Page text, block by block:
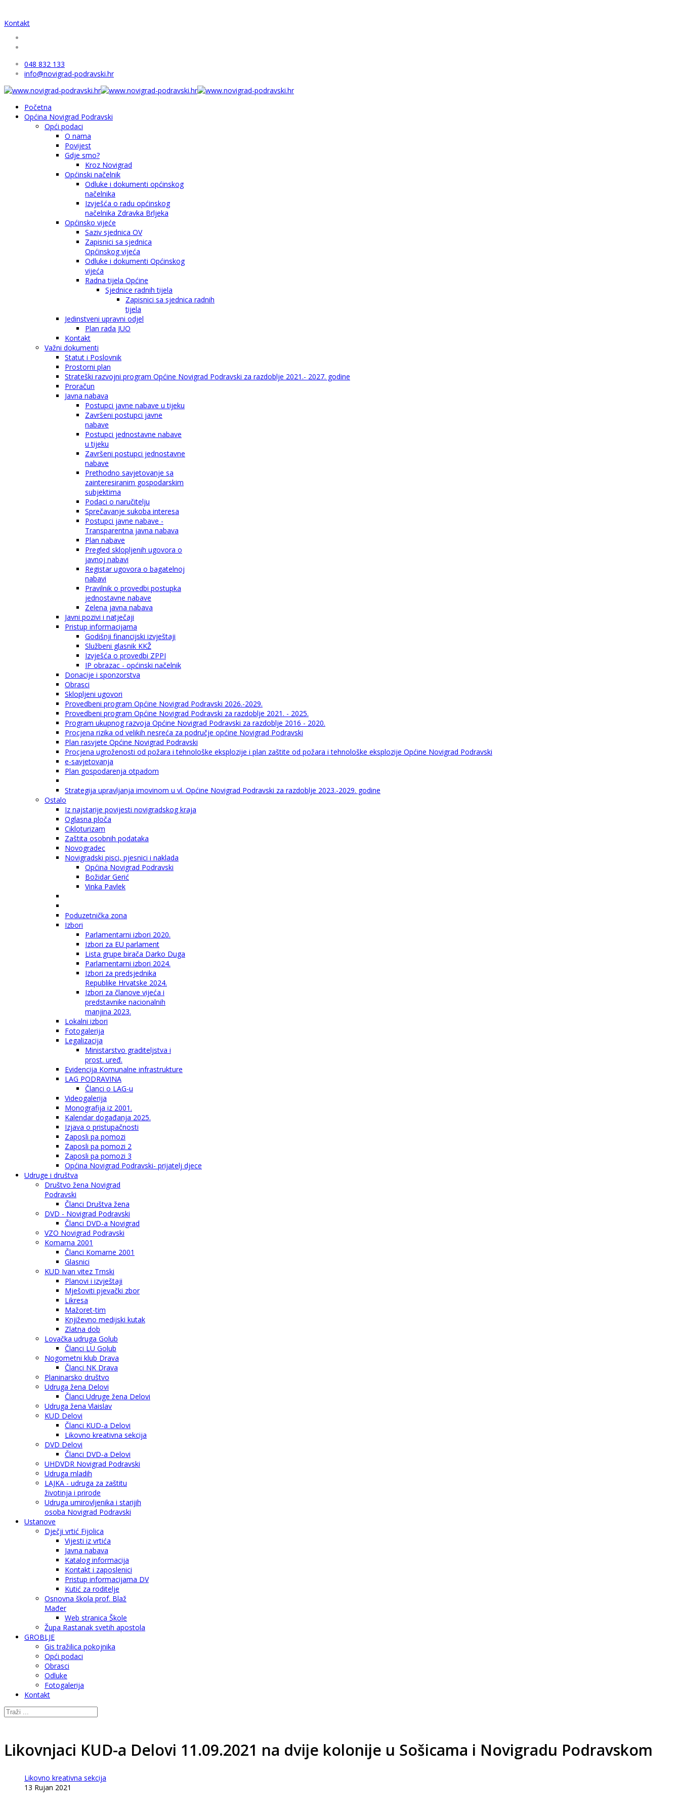
Kontakt
048 832 133
info@novigrad-podravski.hr
Početna
Općina Novigrad Podravski
Opći podaci
O nama
Povijest
Gdje smo?
Kroz Novigrad
Općinski načelnik
Odluke i dokumenti općinskog
načelnika
Izvješća o radu općinskog
načelnika Zdravka Brljeka
Općinsko vijeće
Saziv sjednica OV
Zapisnici sa sjednica
Općinskog vijeća
Odluke i dokumenti Općinskog
vijeća
Radna tijela Općine
Sjednice radnih tijela
Zapisnici sa sjednica radnih
tijela
Jedinstveni upravni odjel
Plan rada JUO
Kontakt
Važni dokumenti
Statut i Poslovnik
Prostorni plan
Strateški razvojni program Općine Novigrad Podravski za razdoblje 2021.- 2027. godine
Proračun
Javna nabava
Postupci javne nabave u tijeku
Završeni postupci javne
nabave
Postupci jednostavne nabave
u tijeku
Završeni postupci jednostavne
nabave
Prethodno savjetovanje sa
zainteresiranim gospodarskim
subjektima
Podaci o naručitelju
Sprečavanje sukoba interesa
Postupci javne nabave -
Transparentna javna nabava
Plan nabave
Pregled sklopljenih ugovora o
javnoj nabavi
Registar ugovora o bagatelnoj
nabavi
Pravilnik o provedbi postupka
jednostavne nabave
Zelena javna nabava
Javni pozivi i natječaji
Pristup informacijama
Godišnji financijski izvještaji
Službeni glasnik KKŽ
Izvješća o provedbi ZPPI
IP obrazac - općinski načelnik
Donacije i sponzorstva
Obrasci
Sklopljeni ugovori
Provedbeni program Općine Novigrad Podravski 2026.-2029.
Provedbeni program Općine Novigrad Podravski za razdoblje 2021. - 2025.
Program ukupnog razvoja Općine Novigrad Podravski za razdoblje 2016 - 2020.
Procjena rizika od velikih nesreća za područje općine Novigrad Podravski
Plan rasvjete Općine Novigrad Podravski
Procjena ugroženosti od požara i tehnološke eksplozije i plan zaštite od požara i tehnološke eksplozije Općine Novigrad Podravski
e-savjetovanja
Plan gospodarenja otpadom
Strategija upravljanja imovinom u vl. Općine Novigrad Podravski za razdoblje 2023.-2029. godine
Ostalo
Iz najstarije povijesti novigradskog kraja
Oglasna ploča
Cikloturizam
Zaštita osobnih podataka
Novogradec
Novigradski pisci, pjesnici i naklada
Općina Novigrad Podravski
Božidar Gerić
Vinka Pavlek
Poduzetnička zona
Izbori
Parlamentarni izbori 2020.
Izbori za EU parlament
Lista grupe birača Darko Duga
Parlamentarni izbori 2024.
Izbori za predsjednika
Republike Hrvatske 2024.
Izbori za članove vijeća i
predstavnike nacionalnih
manjina 2023.
Lokalni izbori
Fotogalerija
Legalizacija
Ministarstvo graditeljstva i
prost. uređ.
Evidencija Komunalne infrastrukture
LAG PODRAVINA
Članci o LAG-u
Videogalerija
Monografija iz 2001.
Kalendar događanja 2025.
Izjava o pristupačnosti
Zaposli pa pomozi
Zaposli pa pomozi 2
Zaposli pa pomozi 3
Općina Novigrad Podravski- prijatelj djece
Udruge i društva
Društvo žena Novigrad
Podravski
Članci Društva žena
DVD - Novigrad Podravski
Članci DVD-a Novigrad
VZO Novigrad Podravski
Komarna 2001
Članci Komarne 2001
Glasnici
KUD Ivan vitez Trnski
Planovi i izvještaji
Mješoviti pjevački zbor
Likresa
Mažoret-tim
Književno medijski kutak
Zlatna dob
Lovačka udruga Golub
Članci LU Golub
Nogometni klub Drava
Članci NK Drava
Planinarsko društvo
Udruga žena Delovi
Članci Udruge žena Delovi
Udruga žena Vlaislav
KUD Delovi
Članci KUD-a Delovi
Likovno kreativna sekcija
DVD Delovi
Članci DVD-a Delovi
UHDVDR Novigrad Podravski
Udruga mladih
LAJKA - udruga za zaštitu
životinja i prirode
Udruga umirovljenika i starijih
osoba Novigrad Podravski
Ustanove
Dječji vrtić Fijolica
Vijesti iz vrtića
Javna nabava
Katalog informacija
Kontakt i zaposlenici
Pristup informacijama DV
Kutić za roditelje
Osnovna škola prof. Blaž
Mađer
Web stranica Škole
Župa Rastanak svetih apostola
GROBLJE
Gis tražilica pokojnika
Opći podaci
Obrasci
Odluke
Fotogalerija
Kontakt
Likovnjaci KUD-a Delovi 11.09.2021 na dvije kolonije u Sošicama i Novigradu Podravskom
Likovno kreativna sekcija
13 Rujan 2021